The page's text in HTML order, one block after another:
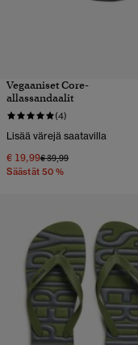
Vegaaniset Core-
allassandaalit
(4)
Lisää värejä saatavilla
€ 19,99Hinta alennettu hinnasta
€ 39,99hintaan
Säästät 50 %